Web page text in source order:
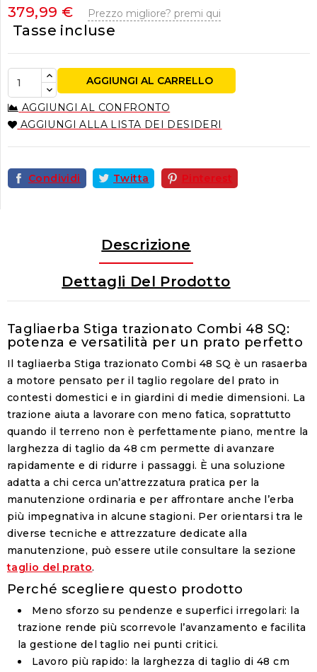
379,99 € Prezzo migliore? premi qui
Tasse incluse
AGGIUNGI AL CARRELLO
AGGIUNGI AL CONFRONTO
AGGIUNGI ALLA LISTA DEI DESIDERI
Condividi Twitta Pinterest
Descrizione
Dettagli Del Prodotto
Tagliaerba Stiga trazionato Combi 48 SQ:
potenza e versatilità per un prato perfetto
Il tagliaerba Stiga trazionato Combi 48 SQ è un rasaerba
a motore pensato per il taglio regolare del prato in
contesti domestici e in giardini di medie dimensioni. La
trazione aiuta a lavorare con meno fatica, soprattutto
quando il terreno non è perfettamente piano, mentre la
larghezza di taglio da 48 cm permette di avanzare
rapidamente e di ridurre i passaggi. È una soluzione
adatta a chi cerca un’attrezzatura pratica per la
manutenzione ordinaria e per affrontare anche l’erba
più impegnativa in alcune stagioni. Per orientarsi tra le
diverse tecniche e attrezzature dedicate alla
manutenzione, può essere utile consultare la sezione
taglio del prato.
Perché scegliere questo prodotto
Meno sforzo su pendenze e superfici irregolari: la
trazione rende più scorrevole l’avanzamento e facilita
la gestione del taglio nei punti critici.
Lavoro più rapido: la larghezza di taglio di 48 cm